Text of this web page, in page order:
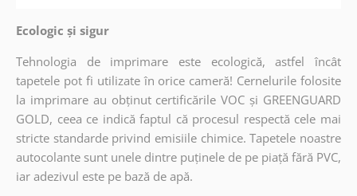
Ecologic și sigur
Tehnologia de imprimare este ecologică, astfel încât
tapetele pot fi utilizate în orice cameră! Cernelurile folosite
la imprimare au obținut certificările VOC și GREENGUARD
GOLD, ceea ce indică faptul că procesul respectă cele mai
stricte standarde privind emisiile chimice. Tapetele noastre
autocolante sunt unele dintre puținele de pe piață fără PVC,
iar adezivul este pe bază de apă.